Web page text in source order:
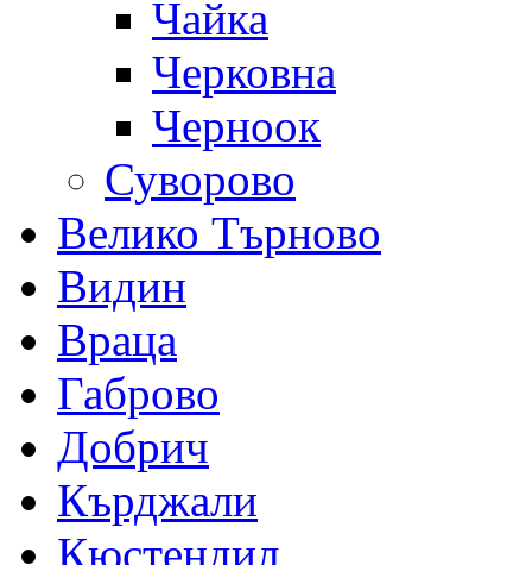
Чайка
Черковна
Черноок
Суворово
Велико Търново
Видин
Враца
Габрово
Добрич
Кърджали
Кюстендил